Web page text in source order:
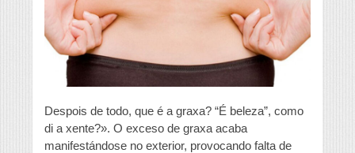
Despois de todo, que é a graxa? “É beleza”, como
di a xente?». O exceso de graxa acaba
manifestándose no exterior, provocando falta de